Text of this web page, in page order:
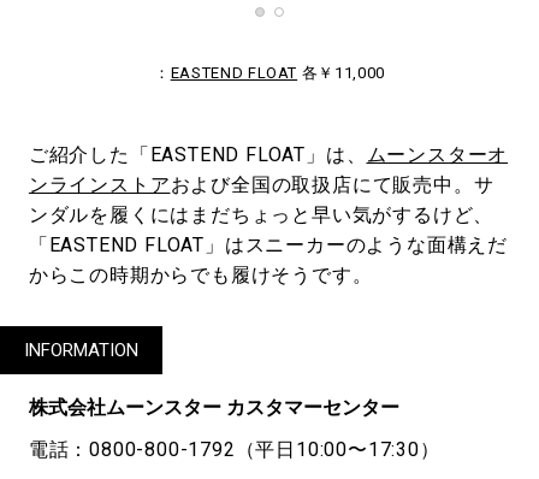
： EASTEND FLOAT 各￥11,000
ご紹介した「EASTEND FLOAT」は、
ムーンスターオ
ンラインストアおよび全国の取扱店にて販売中。サ
ンダルを履くにはまだちょっと早い気がするけど、
「EASTEND FLOAT」はスニーカーのような面構えだ
からこの時期からでも履けそうです。
INFORMATION
株式会社ムーンスター カスタマーセンター
電話：0800-800-1792（平日10:00〜17:30）